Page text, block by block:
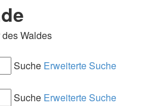
Waldes
Suche Erweiterte Suche
Suche Erweiterte Suche